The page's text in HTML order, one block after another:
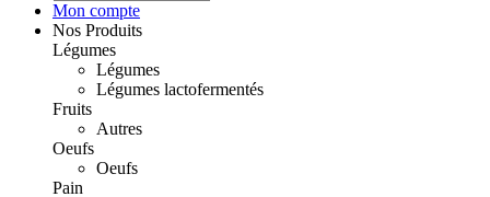
Mon compte
Nos Produits
Légumes
Légumes
Légumes lactofermentés
Fruits
Autres
Oeufs
Oeufs
Pain